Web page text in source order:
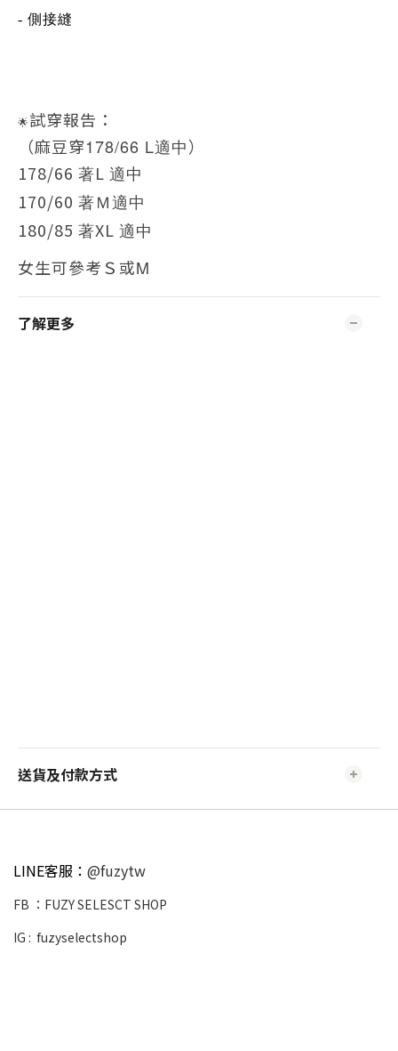
- 側接縫
🌟 試穿報告：
（麻豆穿178/66 L適中）
178/66 著L 適中
170/60 著Ｍ適中
180/85 著XL 適中
女生可參考Ｓ或M
了解更多
送貨及付款方式
LINE客服： @fuzytw
FB ： FUZY SELESCT SHOP
IG : fuzyselectshop